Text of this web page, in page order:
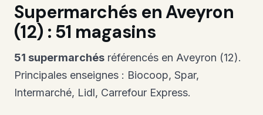
Supermarchés en Aveyron
(12) : 51 magasins
51 supermarchés référencés en Aveyron (12).
Principales enseignes : Biocoop, Spar,
Intermarché, Lidl, Carrefour Express.